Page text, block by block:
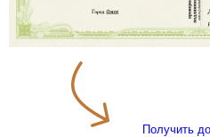
Получить